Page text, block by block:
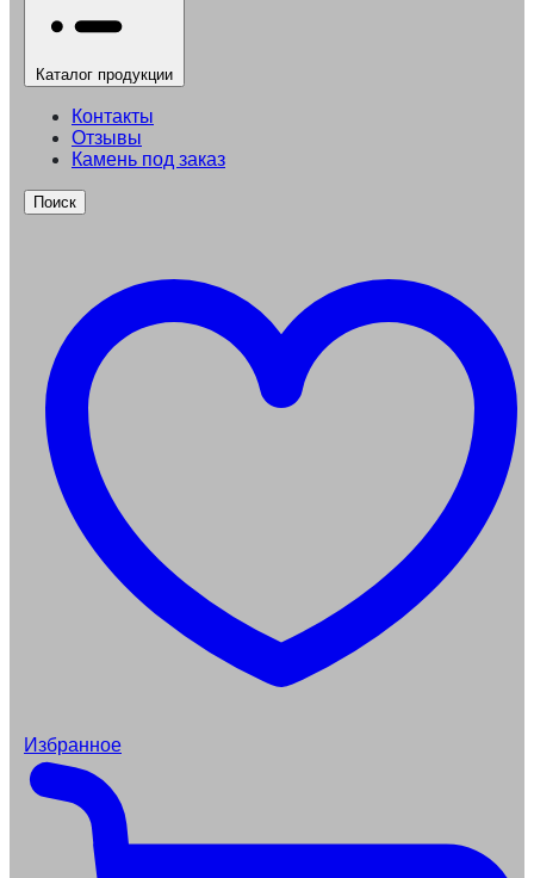
Каталог продукции
Контакты
Отзывы
Камень под заказ
Поиск
Избранное